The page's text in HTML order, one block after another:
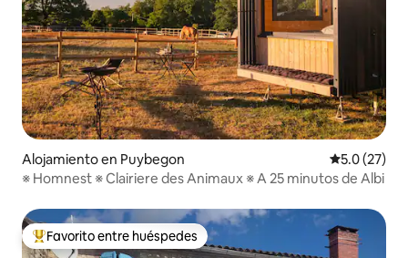
Alojamiento en Puybegon Calificación
5.0 (27)
※ Homnest ※ Clairiere des Animaux ※ A 25 minutos de Albi
Favorito entre huéspedes preferido
Favorito entre huéspedes